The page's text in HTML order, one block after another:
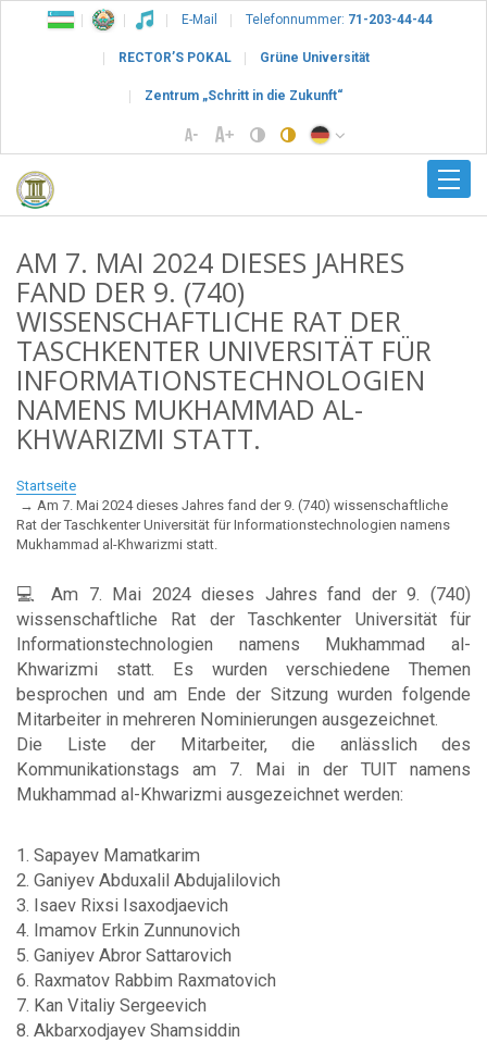
E-Mail Telefonnummer: 71-203-44-44
RECTOR’S POKAL Grüne Universität
Zentrum „Schritt in die Zukunft“
AM 7. MAI 2024 DIESES JAHRES
FAND DER 9. (740)
WISSENSCHAFTLICHE RAT DER
TASCHKENTER UNIVERSITÄT FÜR
INFORMATIONSTECHNOLOGIEN
NAMENS MUKHAMMAD AL-
KHWARIZMI STATT.
Startseite
Am 7. Mai 2024 dieses Jahres fand der 9. (740) wissenschaftliche
Rat der Taschkenter Universität für Informationstechnologien namens
Mukhammad al-Khwarizmi statt.
💻 Am 7. Mai 2024 dieses Jahres fand der 9. (740)
wissenschaftliche Rat der Taschkenter Universität für
Informationstechnologien namens Mukhammad al-
Khwarizmi statt. Es wurden verschiedene Themen
besprochen und am Ende der Sitzung wurden folgende
Mitarbeiter in mehreren Nominierungen ausgezeichnet.
Die Liste der Mitarbeiter, die anlässlich des
Kommunikationstags am 7. Mai in der TUIT namens
Mukhammad al-Khwarizmi ausgezeichnet werden:
1. Sapayev Mamatkarim
2. Ganiyev Abduxalil Abdujalilovich
3. Isaev Rixsi Isaxodjaevich
4. Imamov Erkin Zunnunovich
5. Ganiyev Abror Sattarovich
6. Raxmatov Rabbim Raxmatovich
7. Kan Vitaliy Sergeevich
8. Akbarxodjayev Shamsiddin